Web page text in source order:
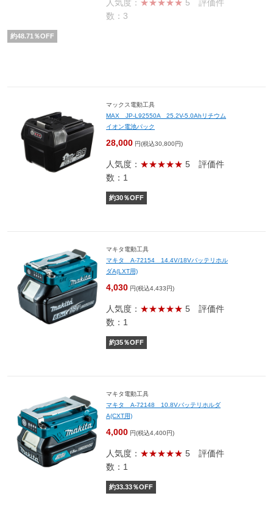
人気度： ★★★★★ 5 評価件
数：3
約48.71 ％OFF
マックス電動工具
MAX JP-L92550A 25.2V-5.0Ahリチウム
イオン電池パック
28,000 円(税込30,800円)
人気度： ★★★★★ 5 評価件
数：1
約30％OFF
マキタ電動工具
マキタ A-72154 14.4V/18Vバッテリホル
ダA(LXT用)
4,030 円(税込4,433円)
人気度： ★★★★★ 5 評価件
数：1
約35％OFF
マキタ電動工具
マキタ A-72148 10.8Vバッテリホルダ
A(CXT用)
4,000 円(税込4,400円)
人気度： ★★★★★ 5 評価件
数：1
約33.33％OFF